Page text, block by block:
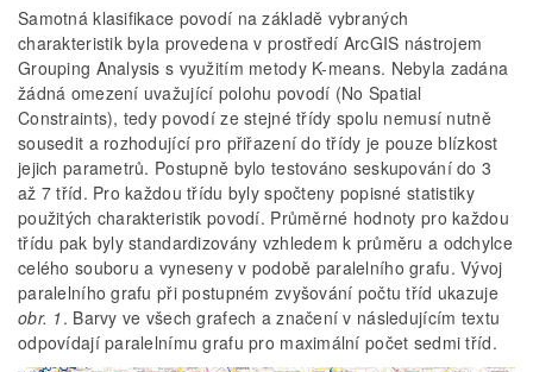
Samotná klasifikace povodí na základě vybraných
charakteristik byla provedena v prostředí ArcGIS nástrojem
Grouping Analysis s využitím metody K-means. Nebyla zadána
žádná omezení uvažující polohu povodí (No Spatial
Constraints), tedy povodí ze stejné třídy spolu nemusí nutně
sousedit a rozhodující pro přiřazení do třídy je pouze blízkost
jejich parametrů. Postupně bylo testováno seskupování do 3
až 7 tříd. Pro každou třídu byly spočteny popisné statistiky
použitých charakteristik povodí. Průměrné hodnoty pro každou
třídu pak byly standardizovány vzhledem k průměru a odchylce
celého souboru a vyneseny v podobě paralelního grafu. Vývoj
paralelního grafu při postupném zvyšování počtu tříd ukazuje
obr. 1. Barvy ve všech grafech a značení v následujícím textu
odpovídají paralelnímu grafu pro maximální počet sedmi tříd.